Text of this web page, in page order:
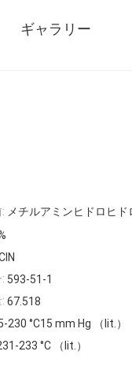
ギャラリー
メチルアミンヒドロヒド
593-51-1
67.518
230 °C15 mm Hg （lit.）
233 °C （lit.）